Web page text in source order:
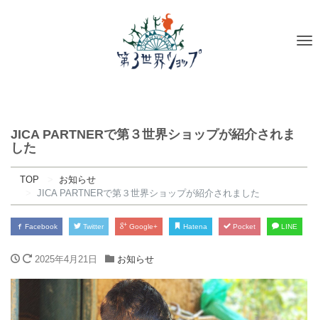
JICA PARTNERで第３世界ショップが紹介されま
した
TOP
お知らせ
JICA PARTNERで第３世界ショップが紹介されました
Facebook Twitter Google+ Hatena Pocket LINE
2025年4月21日 お知らせ